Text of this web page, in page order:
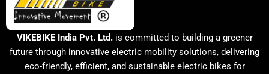
VIKEBIKE India Pvt. Ltd.is committed to building a greener
future through innovative electric mobility solutions, delivering
eco-friendly, efficient, and sustainable electric bikes for